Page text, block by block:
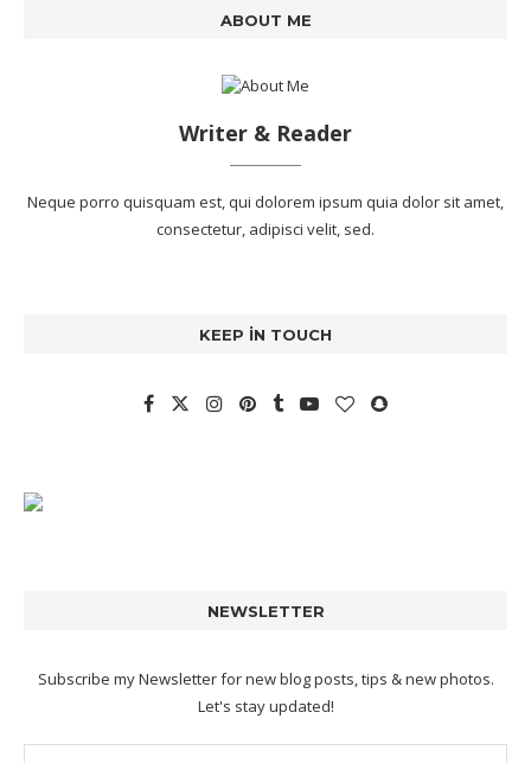
ABOUT ME
Writer & Reader
Neque porro quisquam est, qui dolorem ipsum quia dolor sit amet,
consectetur, adipisci velit, sed.
KEEP IN TOUCH
NEWSLETTER
Subscribe my Newsletter for new blog posts, tips & new photos.
Let's stay updated!